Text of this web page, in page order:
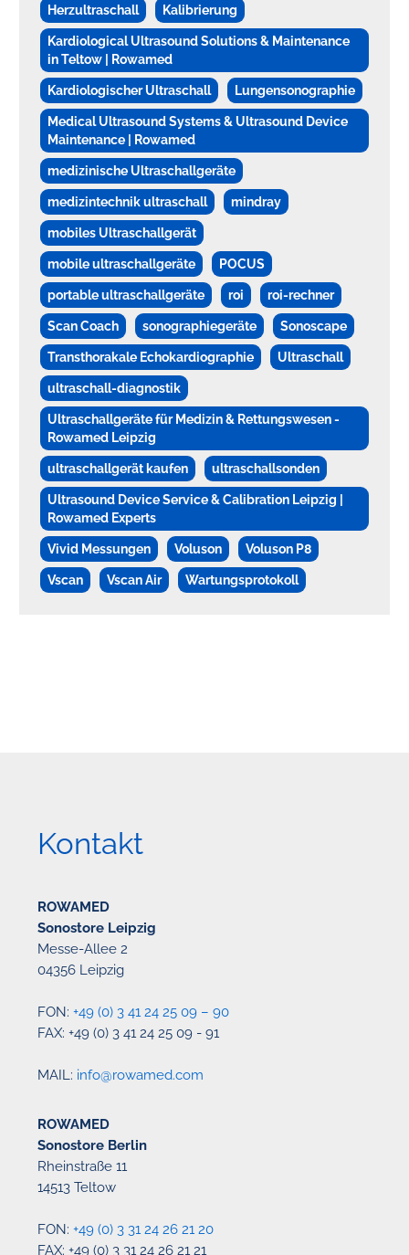
Herzultraschall
Kalibrierung
Kardiological Ultrasound Solutions & Maintenance
in Teltow | Rowamed
Kardiologischer Ultraschall
Lungensonographie
Medical Ultrasound Systems & Ultrasound Device
Maintenance | Rowamed
medizinische Ultraschallgeräte
medizintechnik ultraschall
mindray
mobiles Ultraschallgerät
mobile ultraschallgeräte
POCUS
portable ultraschallgeräte
roi
roi-rechner
Scan Coach
sonographiegeräte
Sonoscape
Transthorakale Echokardiographie
Ultraschall
ultraschall-diagnostik
Ultraschallgeräte für Medizin & Rettungswesen -
Rowamed Leipzig
ultraschallgerät kaufen
ultraschallsonden
Ultrasound Device Service & Calibration Leipzig |
Rowamed Experts
Vivid Messungen
Voluson
Voluson P8
Vscan
Vscan Air Wartungsprotokoll
Kontakt
ROWAMED
Sonostore Leipzig
Messe-Allee 2
04356 Leipzig
FON:+49 (0) 3 41 24 25 09 – 90
FAX: +49 (0) 3 41 24 25 09 - 91
MAIL: info@rowamed.com
ROWAMED
Sonostore Berlin
Rheinstraße 11
14513 Teltow
FON:+49 (0) 3 31 24 26 21 20
FAX: +49 (0) 3 31 24 26 21 21